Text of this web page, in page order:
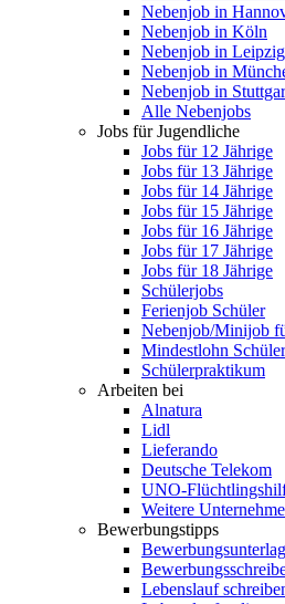
Nebenjob in
Nebenjob in Köln
Nebenjob in Leipzig
Nebenjob in
Nebenjob in
Alle Nebenjobs
Jobs für Jugendliche
Jobs für 12 Jährige
Jobs für 13 Jährige
Jobs für 14 Jährige
Jobs für 15 Jährige
Jobs für 16 Jährige
Jobs für 17 Jährige
Jobs für 18 Jährige
Schülerjobs
Ferienjob Schüler
Nebenjob/Minijob
Mindestlohn Schüler
Schülerpraktikum
Arbeiten bei
Alnatura
Lidl
Lieferando
Deutsche Telekom
UNO-
Weitere
Bewerbungstipps
Lebenslauf